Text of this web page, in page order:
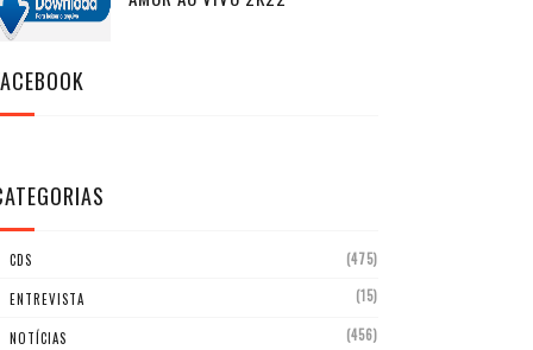
CDS (475)
ENTREVISTA (15)
NOTÍCIAS (456)